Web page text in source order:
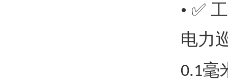
• ✅
电力
0.1毫